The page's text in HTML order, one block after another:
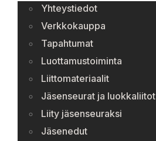
Yhteystiedot
Verkkokauppa
Tapahtumat
Luottamustoiminta
Liittomateriaalit
Jäsenseurat ja luokkaliitot
Liity jäsenseuraksi
Jäsenedut